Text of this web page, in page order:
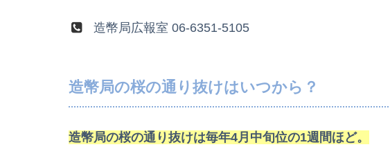
造幣局広報室 06-6351-5105
造幣局の桜の通り抜けはいつから？
造幣局の桜の通り抜けは毎年4月中旬位の1週間ほど。